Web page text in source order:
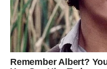
1. Priprema šipka
Prvo operite šipak temeljito i
cvjetova. Svaki plod je
– to omogućava da se